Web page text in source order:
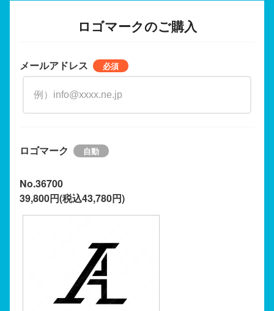
ロゴマークのご購入
メールアドレス
ロゴマーク
No.36700
39,800円(税込43,780円)